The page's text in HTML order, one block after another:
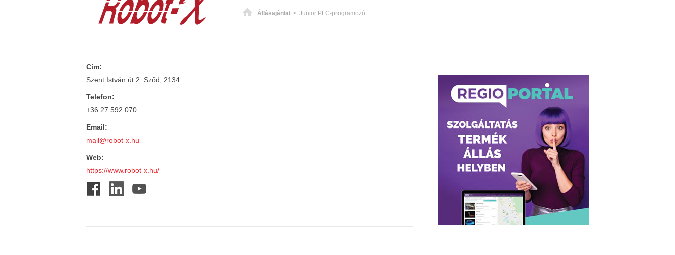
Főoldal
Állásajánlat > Junior PLC-programozó
Cím:
Szent István út 2. Sződ, 2134
Telefon:
+36 27 592 070
Email:
mail@robot-x.hu
Web:
https://www.robot-x.hu/